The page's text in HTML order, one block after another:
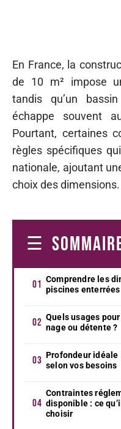
En France, la
de 10 m² impose
tandis qu’un
échappe souvent
Pourtant, certaines
règles spécifiques
nationale, ajoutant
choix des dimensions.
Comprendre les
piscines enterrées
Quels usages
nage ou détente ?
Profondeur
selon vos besoins
Contraintes
disponible : ce
choisir